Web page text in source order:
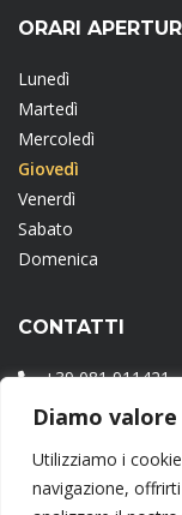
Diamo
Utilizziamo i
navigazione,
ORARI
Lunedì
Martedì
Mercoledì
Giovedì
Venerdì
Sabato
Domenica
CONTATTI
+39 081 911421
Via Fiorentini, 19